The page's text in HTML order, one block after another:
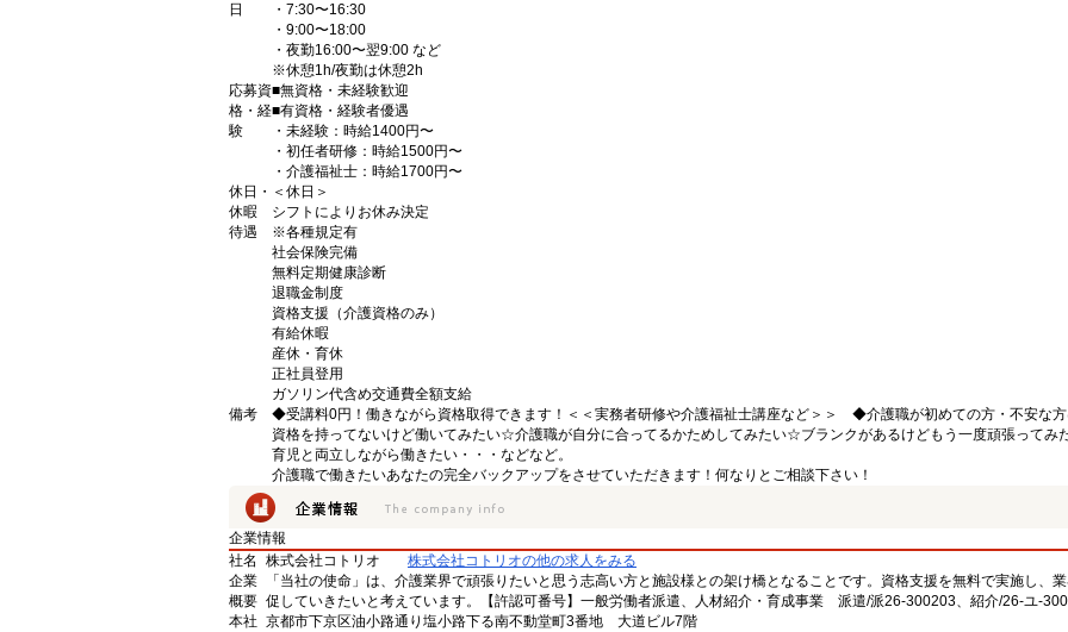
日
・7:30〜16:30
・9:00〜18:00
・夜勤16:00〜翌9:00 など
※休憩1h/夜勤は休憩2h
応募資
格・経
験
■無資格・未経験歓迎
■有資格・経験者優遇
・未経験：時給1400円〜
・初任者研修：時給1500円〜
・介護福祉士：時給1700円〜
休日・
休暇
＜休日＞
シフトによりお休み決定
待遇
※各種規定有
社会保険完備
無料定期健康診断
退職金制度
資格支援（介護資格のみ）
有給休暇
産休・育休
正社員登用
ガソリン代含め交通費全額支給
備考
◆受講料0円！働きながら資格取得できます！＜＜実務者研修や介護福祉士講座など＞＞ ◆介護職が初めての方・不安な
資格を持ってないけど働いてみたい☆介護職が自分に合ってるかためしてみたい☆ブランクがあるけどもう一度頑張ってみ
育児と両立しながら働きたい・・・などなど。
介護職で働きたいあなたの完全バックアップをさせていただきます！何なりとご相談下さい！
企業情報
社名
株式会社コトリオ
株式会社コトリオの他の求人をみる
企業
概要
「当社の使命」は、介護業界で頑張りたいと思う志高い方と施設様との架け橋となることです。資格支援を無料で実施し、
促していきたいと考えています。【許認可番号】一般労働者派遣、人材紹介・育成事業 派遣/派26-300203、紹介/26-ユ-
本社 京都市下京区油小路通り塩小路下る南不動堂町3番地 大道ビル7階